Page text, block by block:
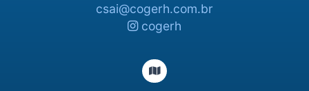
csai@cogerh.com.br
cogerh